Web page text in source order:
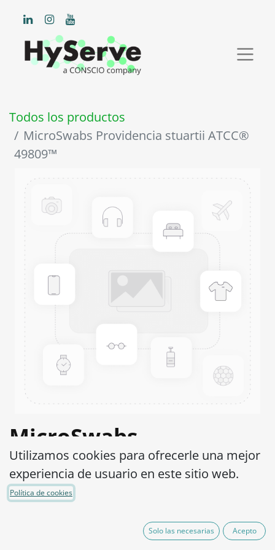
Todos los productos
MicroSwabs Providencia stuartii ATCC®
49809™
MicroSwabs
Providencia stuartii
ATCC® 49809™
IVA excluido
Utilizamos cookies para ofrecerle una mejor
experiencia de usuario en este sitio web.
Política de cookies
Solo las necesarias Acepto